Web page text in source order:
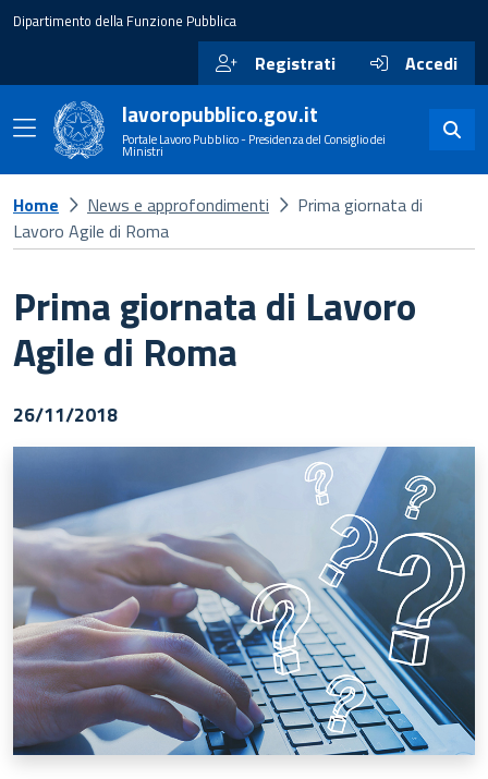
Dipartimento della Funzione Pubblica
Registrati Accedi
lavoropubblico.gov.it
Portale Lavoro Pubblico - Presidenza del Consiglio dei
Ministri
Home News e approfondimenti
Prima giornata di
Lavoro Agile di Roma
Prima giornata di Lavoro
Agile di Roma
26/11/2018